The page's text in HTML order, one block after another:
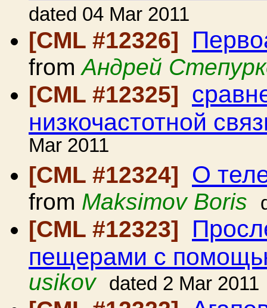
dated 04 Mar 2011
[CML #12326]
fromАндрей
[CML #12325]
низкочастотной
Mar 2011
[CML #12324]
О
from Maksimov Boris
[CML #12323]
пещерами с
usikov
dated 2 Mar 2011